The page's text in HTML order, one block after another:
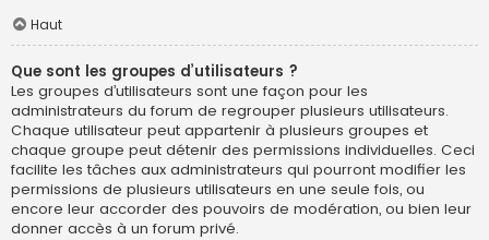
Haut
Que sont les groupes d’utilisateurs ?
Les groupes d’utilisateurs sont une façon pour les
administrateurs du forum de regrouper plusieurs utilisateurs.
Chaque utilisateur peut appartenir à plusieurs groupes et
chaque groupe peut détenir des permissions individuelles. Ceci
facilite les tâches aux administrateurs qui pourront modifier les
permissions de plusieurs utilisateurs en une seule fois, ou
encore leur accorder des pouvoirs de modération, ou bien leur
donner accès à un forum privé.